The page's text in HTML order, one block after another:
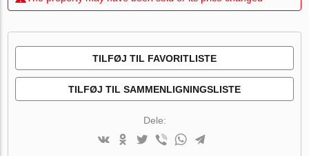
TILFØJ TIL FAVORITLISTE
TILFØJ TIL SAMMENLIGNINGSLISTE
Dele: